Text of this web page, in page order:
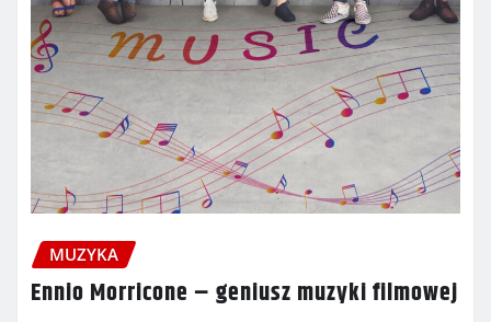
MUZYKA
Ennio Morricone – geniusz muzyki filmowej